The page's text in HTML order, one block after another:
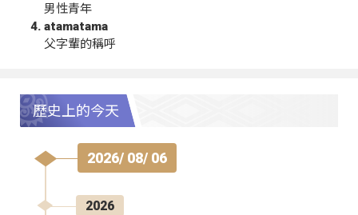
男性青年
atamatama
父字輩的稱呼
歷史上的今天
2026/ 08/ 06
2026